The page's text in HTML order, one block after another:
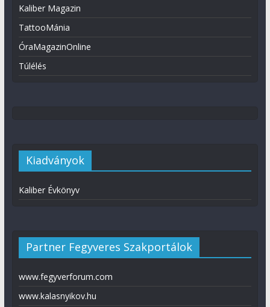
Kaliber Magazin
TattooMánia
ÓraMagazinOnline
Túlélés
Kiadványok
Kaliber Évkönyv
Partner Fegyveres Szakportálok
www.fegyverforum.com
www.kalasnyikov.hu